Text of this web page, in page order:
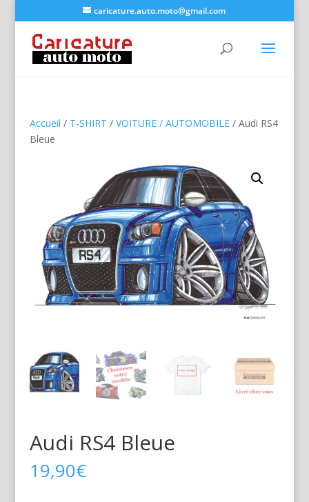
caricature.auto.moto@gmail.com
Accueil / T-SHIRT / VOITURE / AUTOMOBILE/ Audi RS4
Bleue
Audi RS4 Bleue
19,90€